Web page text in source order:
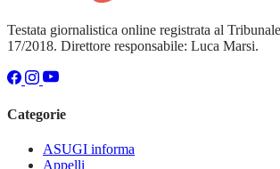
Testata giornalistica online registrata al
17/2018. Direttore responsabile: Luca Marsi.
Categorie
ASUGI informa
Appelli